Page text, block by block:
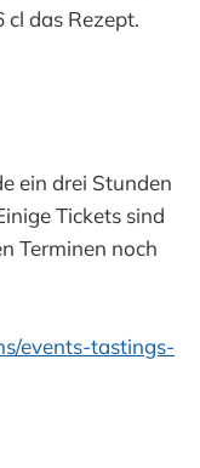
cl das Rezept.
ein drei Stunden
Tickets sind
Terminen noch
events-tastings-